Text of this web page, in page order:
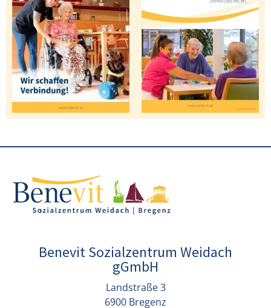
Benevit Sozialzentrum Weidach
gGmbH
Landstraße 3
6900 Bregenz